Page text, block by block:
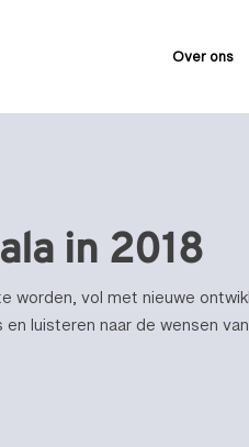
Over ons
in 2018
vol met nieuwe
luisteren naar de wensen